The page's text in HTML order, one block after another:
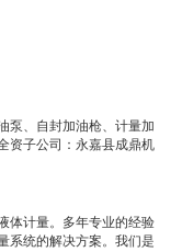
泵、自封加油枪、计量加
资子公司：永嘉县成鼎机
体计量。多年专业的经验
系统的解决方案。我们是